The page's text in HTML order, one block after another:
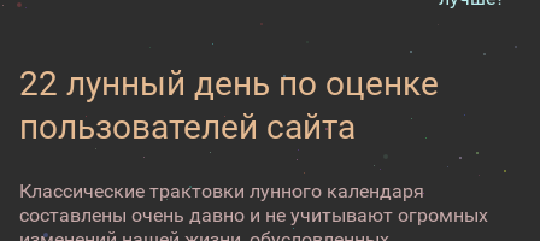
22 лунный день по оценке
пользователей сайта
Классические трактовки лунного календаря
составлены очень давно и не учитывают огромных